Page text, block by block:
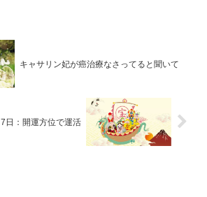
キャサリン妃が癌治療なさってると聞いて
日：開運方位で運活